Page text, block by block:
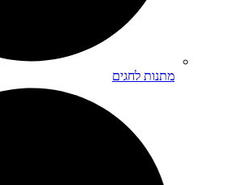
מתנות לחגים